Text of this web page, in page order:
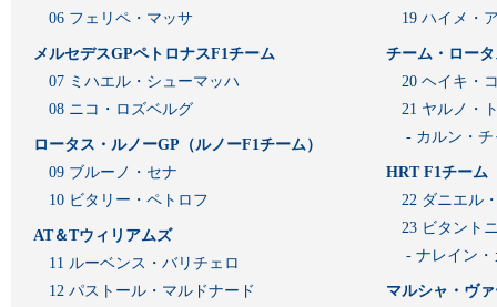
06 フェリペ・マッサ
メルセデスGPペトロナスF1チーム
07 ミハエル・シューマッハ
08 ニコ・ロズベルグ
ロータス・ルノーGP（ルノーF1チーム）
09 ブルーノ・セナ
10 ビタリー・ペトロフ
AT＆Tウィリアムズ
11 ルーベンス・バリチェロ
12 パストール・マルドナード
19 ハイメ・
チーム・ロー
20 ヘイキ・
21 ヤルノ・
- カルン・
HRT F1チーム
22 ダニエル
23 ビタント
- ナレイン
マルシャ・ヴ